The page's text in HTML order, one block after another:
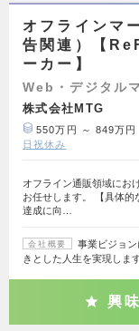
オフラインマ
告関連）【
ーカー】
Web・デジタル
株式会社MTG
550万円 ～ 849万円
日祝休み
オフライン通販領域にお
お任せします。 【具体的
達成に向…
会社概要
事業ビジョ
きとした人生を実現しま
興